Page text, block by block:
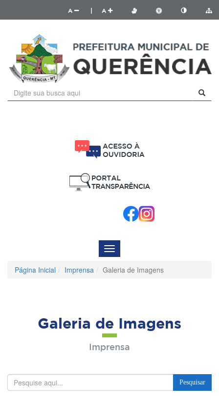
A A
Menu
de
Navegação
Página Inicial Imprensa Galeria de Imagens
Galeria de Imagens
Imprensa
Pesquisar